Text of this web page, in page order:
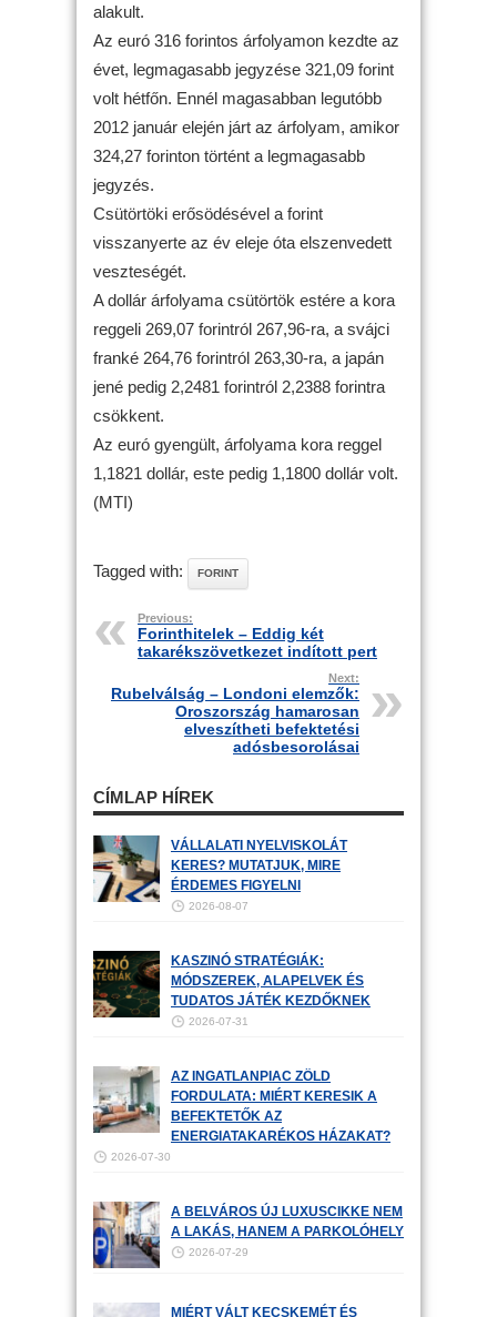
alakult.
Az euró 316 forintos árfolyamon kezdte az
évet, legmagasabb jegyzése 321,09 forint
volt hétfőn. Ennél magasabban legutóbb
2012 január elején járt az árfolyam, amikor
324,27 forinton történt a legmagasabb
jegyzés.
Csütörtöki erősödésével a forint
visszanyerte az év eleje óta elszenvedett
veszteségét.
A dollár árfolyama csütörtök estére a kora
reggeli 269,07 forintról 267,96-ra, a svájci
franké 264,76 forintról 263,30-ra, a japán
jené pedig 2,2481 forintról 2,2388 forintra
csökkent.
Az euró gyengült, árfolyama kora reggel
1,1821 dollár, este pedig 1,1800 dollár volt.
(MTI)
Tagged with: FORINT
Previous:
Forinthitelek – Eddig két
takarékszövetkezet indított pert
Next:
Rubelválság – Londoni elemzők:
Oroszország hamarosan
elveszítheti befektetési
adósbesorolásai
CÍMLAP HÍREK
VÁLLALATI NYELVISKOLÁT
KERES? MUTATJUK, MIRE
ÉRDEMES FIGYELNI
2026-08-07
KASZINÓ STRATÉGIÁK:
MÓDSZEREK, ALAPELVEK ÉS
TUDATOS JÁTÉK KEZDŐKNEK
2026-07-31
AZ INGATLANPIAC ZÖLD
FORDULATA: MIÉRT KERESIK A
BEFEKTETŐK AZ
ENERGIATAKARÉKOS HÁZAKAT?
2026-07-30
A BELVÁROS ÚJ LUXUSCIKKE NEM
A LAKÁS, HANEM A PARKOLÓHELY
2026-07-29
MIÉRT VÁLT KECSKEMÉT ÉS